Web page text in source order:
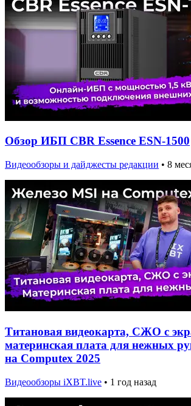
Обзор ИБП CBR Essence ESN-1500
Видеообзоры и дайджесты редакции • 8
Титановая видеокарта, СЖО с
материнская плата для нежных
на Computex 2025
Видеообзоры iXBT.live • 1 год назад